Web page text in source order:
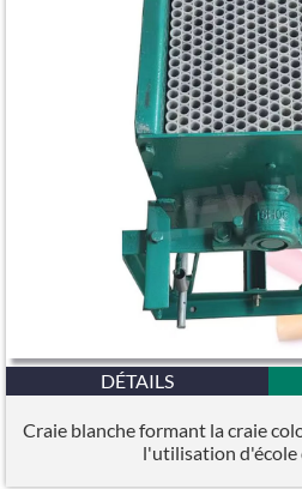
DÉTAILS
Craie blanche formant la craie
l'utilisation d'école